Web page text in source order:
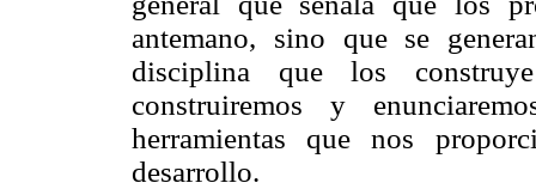
antemano, sino que se
disciplina que los
construiremos y
herramientas que nos
desarrollo.